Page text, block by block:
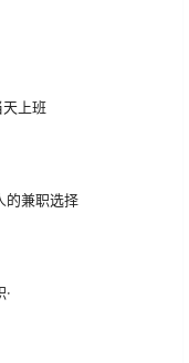
天上班
的兼职选择